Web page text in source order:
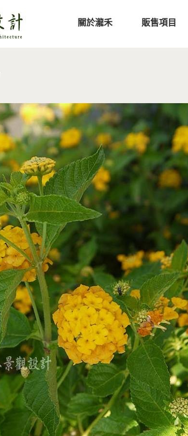
關於瀧禾 販售項目